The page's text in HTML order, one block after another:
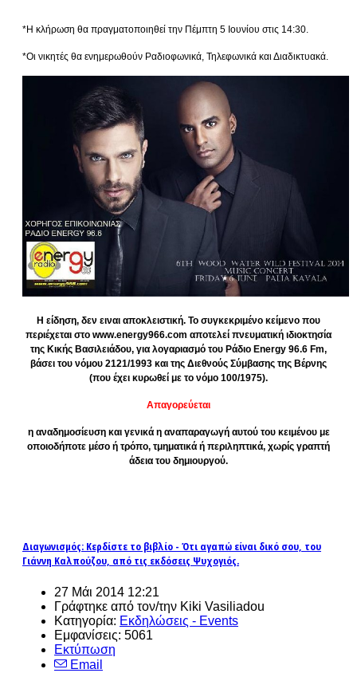
*Η κλήρωση θα πραγματοποιηθεί την Πέμπτη 5 Ιουνίου στις 14:30.
*Οι νικητές θα ενημερωθούν Ραδιοφωνικά, Τηλεφωνικά και Διαδικτυακά.
Η είδηση, δεν ειναι αποκλειστική. Το συγκεκριμένο κείμενο που
περιέχεται στο www.energy966.com αποτελεί πνευματική ιδιοκτησία
της Κικής Βασιλειάδου, για λογαριασμό του Ράδιο Energy 96.6 Fm,
βάσει του νόμου 2121/1993 και της Διεθνούς Σύμβασης της Βέρνης
(που έχει κυρωθεί με το νόμο 100/1975).
Απαγορεύεται
η αναδημοσίευση και γενικά η αναπαραγωγή αυτού του κειμένου με
οποιοδήποτε μέσο ή τρόπο, τμηματικά ή περιληπτικά, χωρίς γραπτή
άδεια του δημιουργού.
Διαγωνισμός: Κερδίστε το βιβλίο - Ότι αγαπώ είναι δικό σου, του
Γιάννη Καλπούζου, από τις εκδόσεις Ψυχογιός.
27 Μάι 2014 12:21
Γράφτηκε από τον/την Kiki Vasiliadou
Κατηγορία: Εκδηλώσεις - Events
Εμφανίσεις: 5061
Εκτύπωση
Email